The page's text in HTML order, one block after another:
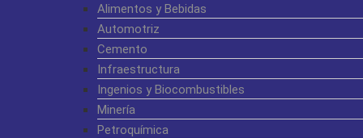
Alimentos y Bebidas
Automotriz
Cemento
Infraestructura
Ingenios y Biocombustibles
Minería
Petroquímica